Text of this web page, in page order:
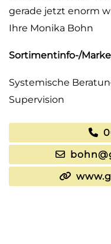
gerade jetzt enorm
Ihre Monika Bohn
Sortimentinfo-/
Systemische
Supervision